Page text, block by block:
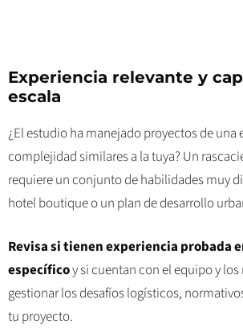
Experiencia relevante y
escala
¿El estudio ha manejado proyectos de una
complejidad similares a la tuya? Un
requiere un conjunto de habilidades muy
hotel boutique o un plan de desarrollo
Revisa si tienen experiencia probada
específicoy si cuentan con el equipo y los
gestionar los desafíos logísticos,
tu proyecto.